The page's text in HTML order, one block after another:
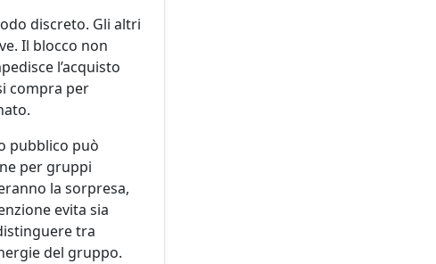
discreto. Gli altri
Il blocco non
l’acquisto
compra per
pubblico può
per gruppi
la sorpresa,
evita sia
tra
del gruppo.